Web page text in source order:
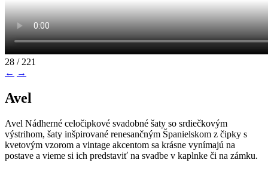
28 / 221
← →
Avel
Avel Nádherné celočipkové svadobné šaty so srdiečkovým
výstrihom, šaty inšpirované renesančným Španielskom z čipky s
kvetovým vzorom a vintage akcentom sa krásne vynímajú na
postave a vieme si ich predstaviť na svadbe v kaplnke či na zámku.